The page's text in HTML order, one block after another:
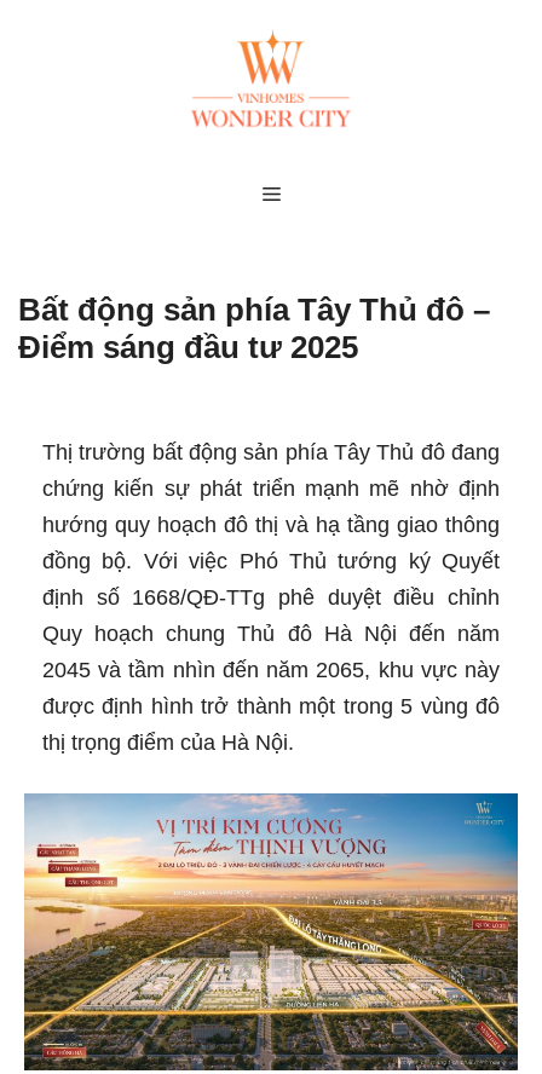
MENU
Bất động sản phía Tây Thủ đô –
Điểm sáng đầu tư 2025
Thị trường bất động sản phía Tây Thủ đô đang
chứng kiến sự phát triển mạnh mẽ nhờ định
hướng quy hoạch đô thị và hạ tầng giao thông
đồng bộ. Với việc Phó Thủ tướng ký Quyết
định số 1668/QĐ-TTg phê duyệt điều chỉnh
Quy hoạch chung Thủ đô Hà Nội đến năm
2045 và tầm nhìn đến năm 2065, khu vực này
được định hình trở thành một trong 5 vùng đô
thị trọng điểm của Hà Nội.